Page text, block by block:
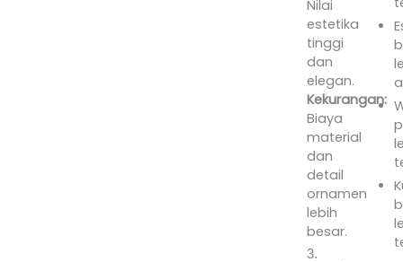
Nilai
estetika
tinggi
dan
elegan.
Kekurangan:
Biaya
material
dan
detail
ornamen
lebih
besar.
3.